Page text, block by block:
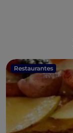
Restaurantes